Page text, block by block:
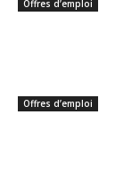
Offres d’emploi
Offres d’emploi